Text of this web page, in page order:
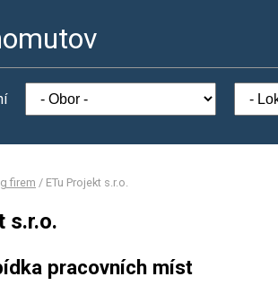
firem / ETu Projekt s.r.o.
s.r.o.
pracovních míst